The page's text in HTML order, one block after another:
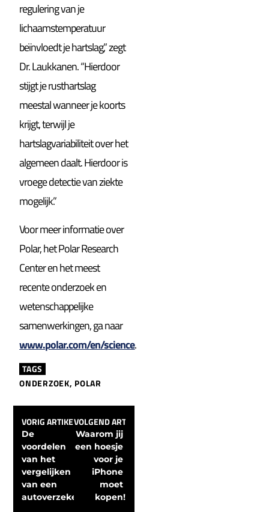
regulering van je
lichaamstemperatuur
beïnvloedt je hartslag,” zegt
Dr. Laukkanen. “Hierdoor
stijgt je rusthartslag
meestal wanneer je koorts
krijgt, terwijl je
hartslagvariabiliteit over het
algemeen daalt. Hierdoor is
vroege detectie van ziekte
mogelijk.”
Voor meer informatie over
Polar, het Polar Research
Center en het meest
recente onderzoek en
wetenschappelijke
samenwerkingen, ga naar
www.polar.com/en/science.
TAGS
ONDERZOEK, POLAR
VORIG ARTIKEL
De
voordelen
van het
vergelijken
van een
autoverzekering
VOLGEND ARTIKEL
Waarom jij
een hoesje
voor je
iPhone
moet
kopen!